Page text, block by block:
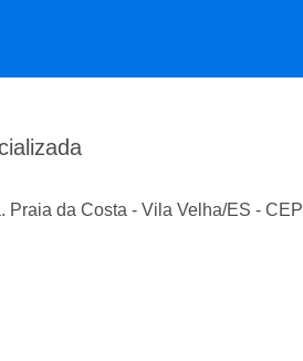
Praia da Costa - Vila Velha/ES - CEP